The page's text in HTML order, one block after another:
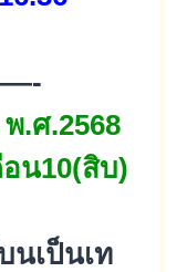
.ศ.2568
น10(สิบ)
นเป็นเท